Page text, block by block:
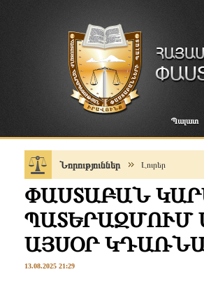
Պալատ
Նորություններ Լուրեր
ՓԱՍՏԱԲԱՆ
ԱՅՍՕՐ
13.08.2025 21:29